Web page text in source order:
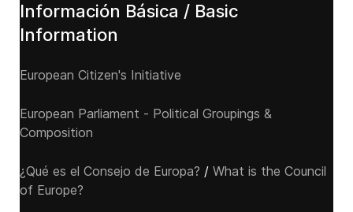
Información Básica / Basic
Information
European Citizen's Initiative
European Parliament - Political Groupings &
Composition
¿Qué es el Consejo de Europa? / What is the Council
of Europe?